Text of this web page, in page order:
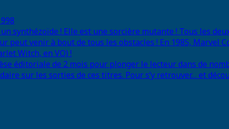
synthézoïde ! Elle est une sorcière mutante ! Tous les
peut venir à bout de tous les obstacles ! En 1985, Marvel
Witch, en VO) !
éditoriale de 2 mois pour plonger le lecteur dans de
sur les sorties de ces titres. Pour s’y retrouver… et